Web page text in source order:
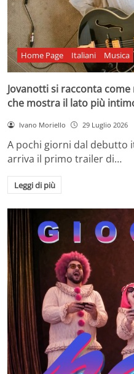
Home Page Italiani Musica
Jovanotti si racconta
che mostra il lato più
Ivano Moriello 29 Luglio 2026
A pochi giorni dal debutto
arriva il primo trailer di…
Leggi di più